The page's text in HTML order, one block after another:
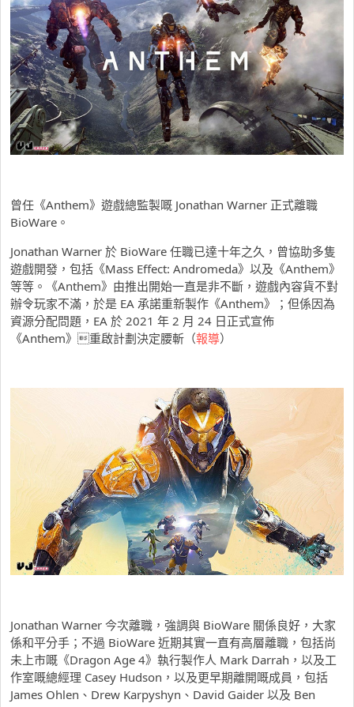
曾任《Anthem》遊戲總監製嘅 Jonathan Warner 正式離職
BioWare。
Jonathan Warner 於 BioWare 任職已達十年之久，曾協助多隻
遊戲開發，包括《Mass Effect: Andromeda》以及《Anthem》
等等。《Anthem》由推出開始一直是非不斷，遊戲內容貨不對
辦令玩家不滿，於是 EA 承諾重新製作《Anthem》；但係因為
資源分配問題，EA 於 2021 年 2 月 24 日正式宣佈
《Anthem》重啟計劃決定腰斬（報導）
Jonathan Warner 今次離職，強調與 BioWare 關係良好，大家
係和平分手；不過 BioWare 近期其實一直有高層離職，包括尚
未上市嘅《Dragon Age 4》執行製作人 Mark Darrah，以及工
作室嘅總經理 Casey Hudson，以及更早期離開嘅成員，包括
James Ohlen、Drew Karpyshyn、David Gaider 以及 Ben